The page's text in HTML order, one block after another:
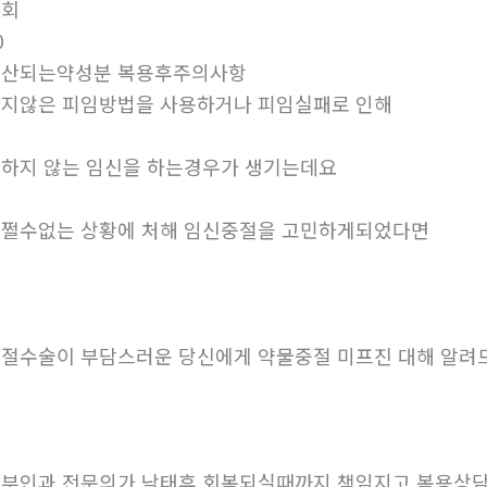
되는약성분 복용후주의사항
않은 피임방법을 사용하거나 피임실패로 인해
지 않는 임신을 하는경우가 생기는데요
수없는 상황에 처해 임신중절을 고민하게되었다면
수술이 부담스러운 당신에게 약물중절 미프진 대해 알려